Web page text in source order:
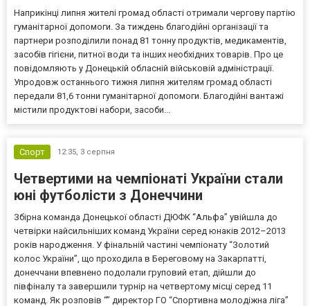
Наприкінці липня жителі громад області отримали чергову партію
гуманітарної допомоги. За тиждень благодійні організації та
партнери розподілили понад 81 тонну продуктів, медикаментів,
засобів гігієни, питної води та інших необхідних товарів. Про це
повідомляють у Донецькій обласній військовій адміністрації.
Упродовж останнього тижня липня жителям громад області
передали 81,6 тонни гуманітарної допомоги. Благодійні вантажі
містили продуктові набори, засоби...
Спорт 12:35, 3 серпня
Четвертими на чемпіонаті України стали
юні футболісти з Донеччини
Збірна команда Донецької області ДЮФК “Альфа” увійшла до
четвірки найсильніших команд України серед юнаків 2012–2013
років народження. У фінальній частині чемпіонату “Золотий
колос України”, що проходила в Береговому на Закарпатті,
донеччани впевнено подолали груповий етап, дійшли до
півфіналу та завершили турнір на четвертому місці серед 11
команд. Як розповів “” директор ГО “Спортивна молодіжна ліга”